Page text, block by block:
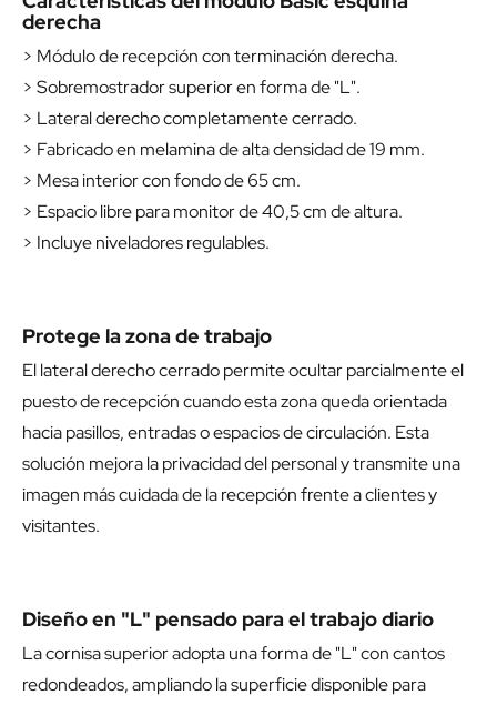
una imagen más ordenada y profesional.
Características del módulo Basic esquina
derecha
> Módulo de recepción con terminación derecha.
> Sobremostrador superior en forma de "L".
> Lateral derecho completamente cerrado.
> Fabricado en melamina de alta densidad de 19 mm.
> Incluye niveladores regulables.
Protege la zona de trabajo
El lateral derecho cerrado permite ocultar parcialmente el
puesto de recepción cuando esta zona queda orientada
hacia pasillos, entradas o espacios de circulación. Esta
visitantes.